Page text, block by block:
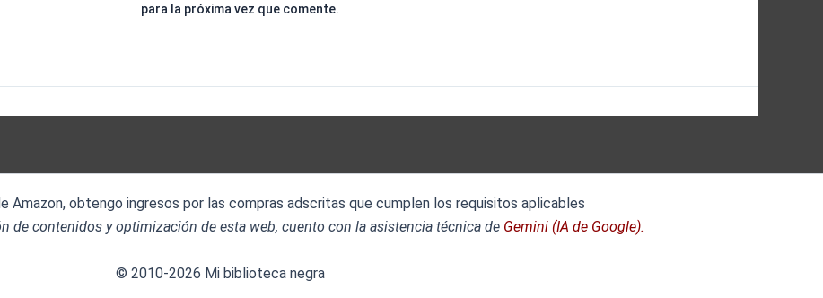
para la próxima vez que comente.
Amazon, obtengo ingresos por las compras adscritas que cumplen los requisitos aplicables
de contenidos y optimización de esta web, cuento con la asistencia técnica de Gemini (IA de Google).
© 2010-2026 Mi biblioteca negra